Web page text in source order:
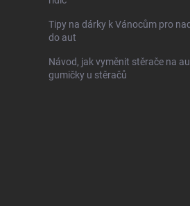
Tipy na dárky k Vánocům pro
do aut
Návod, jak vyměnit stěrače na
gumičky u stěračů